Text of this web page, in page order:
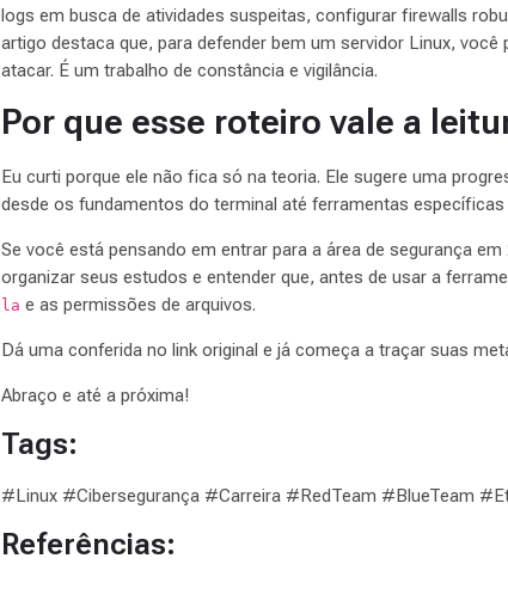
logs em busca de atividades suspeitas, configurar firewalls
artigo destaca que, para defender bem um servidor Linux,
atacar. É um trabalho de constância e vigilância.
Por que esse roteiro vale a
Eu curti porque ele não fica só na teoria. Ele sugere uma
desde os fundamentos do terminal até ferramentas
Se você está pensando em entrar para a área de segurança
organizar seus estudos e entender que, antes de usar a
la e as permissões de arquivos.
Dá uma conferida no link original e já começa a traçar suas
Abraço e até a próxima!
Tags:
#Linux #Cibersegurança #Carreira #RedTeam #BlueTeam
Referências: